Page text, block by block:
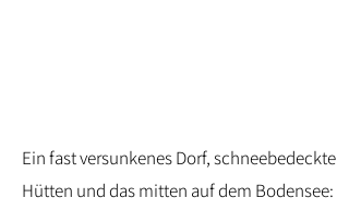
Ein fast versunkenes Dorf, schneebedeckte
Hütten und das mitten auf dem Bodensee: